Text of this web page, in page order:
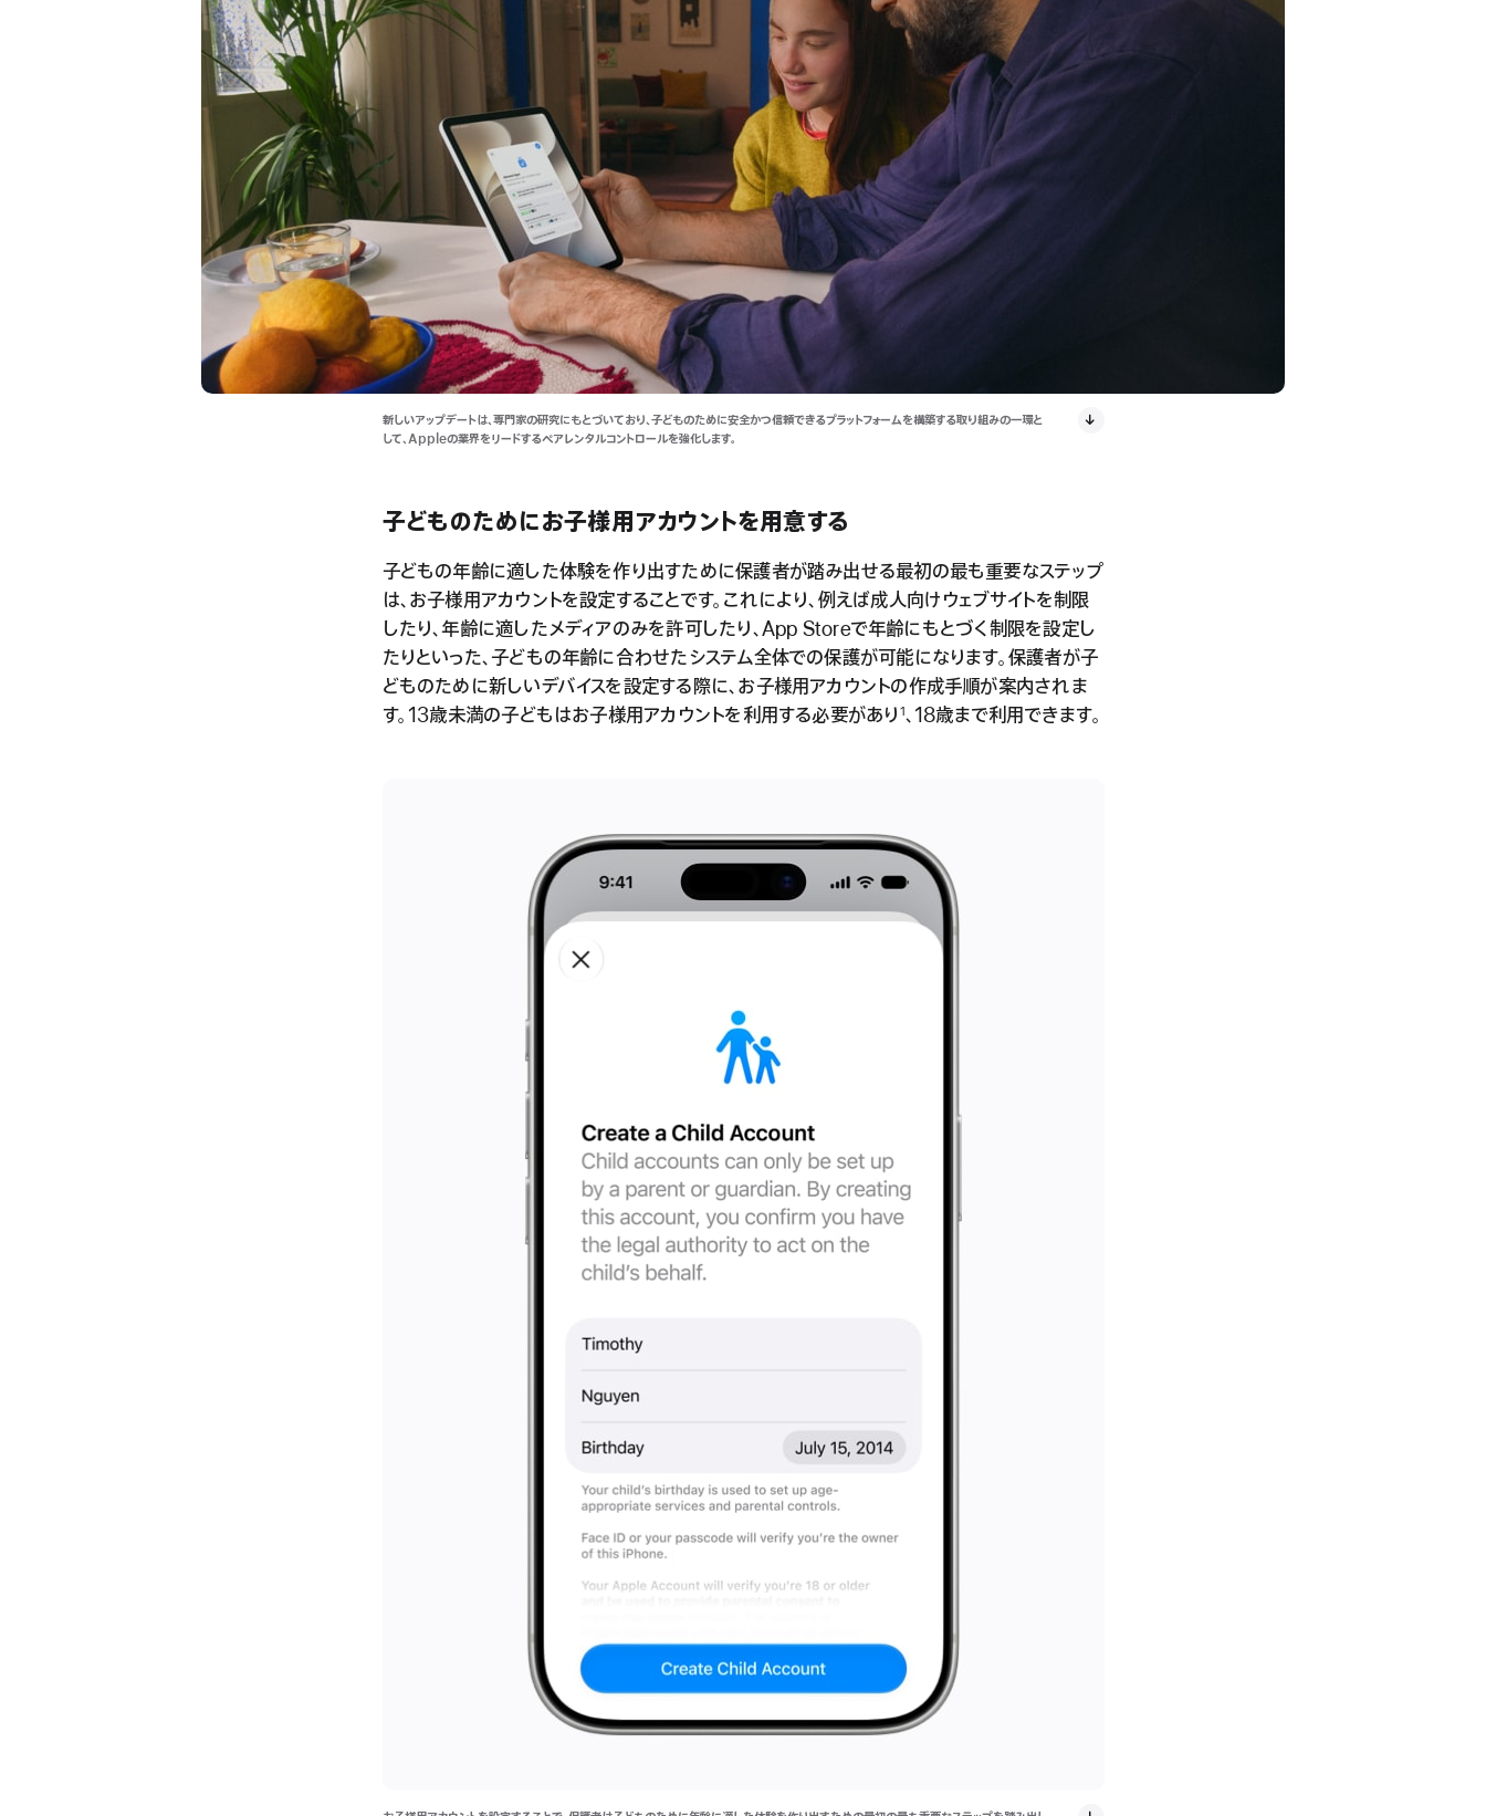
新しいアップデートは、専門家の研究にもとづいており、子どものために安全かつ信頼できるプラットフォームを構築する取り組みの一環と
して、Appleの業界をリードするペアレンタルコントロールを強化します。
子どものためにお子様用アカウントを用意する
子どもの年齢に適した体験を作り出すために保護者が踏み出せる最初の最も重要なステップ
は、お子様用アカウントを設定することです。これにより、例えば成人向けウェブサイトを制限
したり、年齢に適したメディアのみを許可したり、App Storeで年齢にもとづく制限を設定し
たりといった、子どもの年齢に合わせたシステム全体での保護が可能になります。保護者が子
どものために新しいデバイスを設定する際に、お子様用アカウントの作成手順が案内されま
す。13歳未満の子どもはお子様用アカウントを利用する必要があり 1、18歳まで利用できます。